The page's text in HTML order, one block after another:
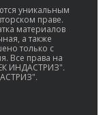
уникальным
праве.
материалов
а также
только с
Все права на
ИНДАСТРИЗ".